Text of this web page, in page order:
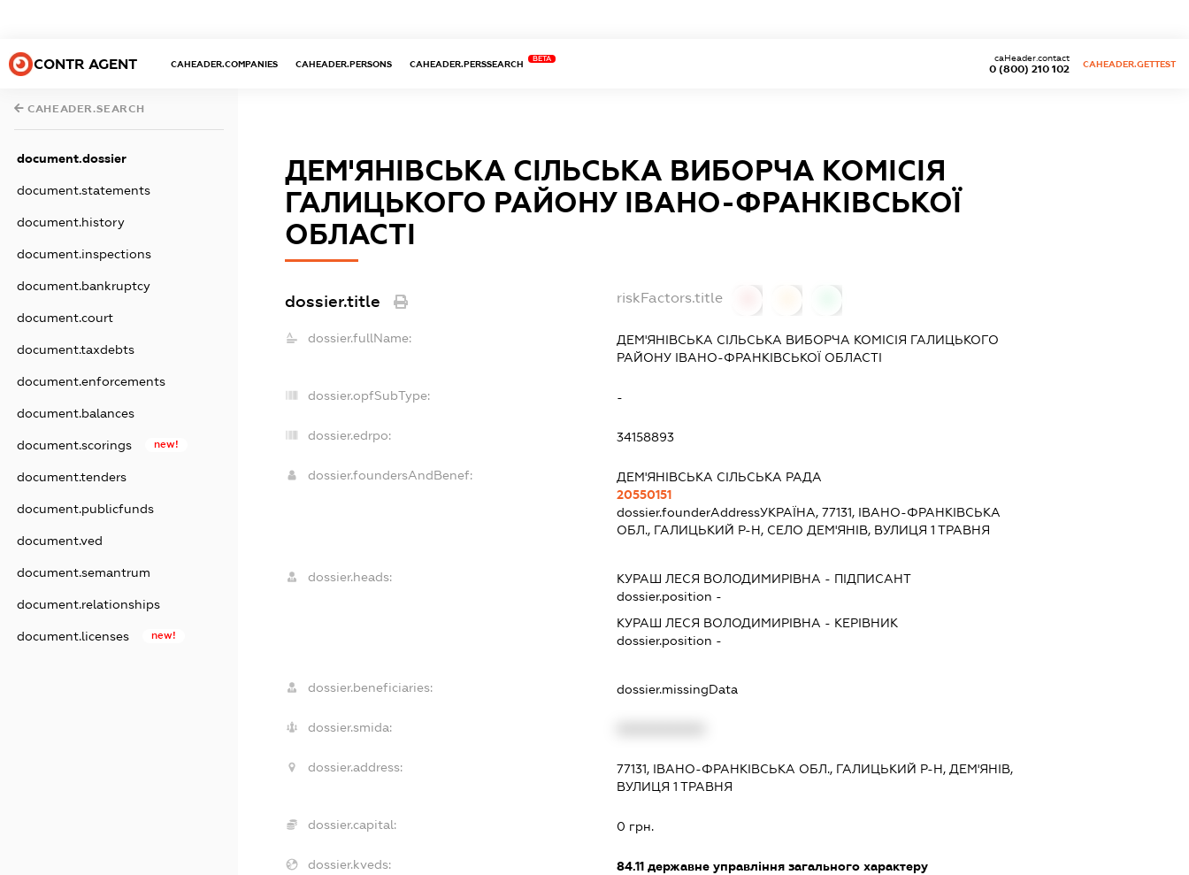
CONTR AGENT CAHEADER.COMPANIES CAHEADER.PERSONS CAHEADER.PERSSEARCH
BETA
0 (800) 210 102
caHeader.contact
CAHEADER.GETTEST
CAHEADER.SEARCH
document.dossier
document.statements
document.history
document.inspections
document.bankruptcy
document.court
document.taxdebts
document.enforcements
document.balances
document.scorings new!
document.tenders
document.publicfunds
document.ved
document.semantrum
document.relationships
document.licenses new!
ДЕМ'ЯНІВСЬКА СІЛЬСЬКА ВИБОРЧА КОМІСІЯ
ГАЛИЦЬКОГО РАЙОНУ ІВАНО-ФРАНКІВСЬКОЇ
ОБЛАСТІ
dossier.title riskFactors.title
dossier.fullName:
ДЕМ'ЯНІВСЬКА СІЛЬСЬКА ВИБОРЧА КОМІСІЯ ГАЛИЦЬКОГО
РАЙОНУ ІВАНО-ФРАНКІВСЬКОЇ ОБЛАСТІ
dossier.opfSubType: -
dossier.edrpo: 34158893
dossier.foundersAndBenef:
ДЕМ'ЯНІВСЬКА СІЛЬСЬКА РАДА
20550151
dossier.founderAddressУКРАЇНА, 77131, ІВАНО-ФРАНКІВСЬКА
ОБЛ., ГАЛИЦЬКИЙ Р-Н, СЕЛО ДЕМ'ЯНІВ, ВУЛИЦЯ 1 ТРАВНЯ
dossier.heads: КУРАШ ЛЕСЯ ВОЛОДИМИРІВНА - ПІДПИСАНТ
dossier.position -
КУРАШ ЛЕСЯ ВОЛОДИМИРІВНА - КЕРІВНИК
dossier.position -
dossier.beneficiaries: dossier.missingData
dossier.smida:
dossier.address:
77131, ІВАНО-ФРАНКІВСЬКА ОБЛ., ГАЛИЦЬКИЙ Р-Н, ДЕМ'ЯНІВ,
ВУЛИЦЯ 1 ТРАВНЯ
dossier.capital: 0 грн.
dossier.kveds: 84.11 державне управління загального характеру